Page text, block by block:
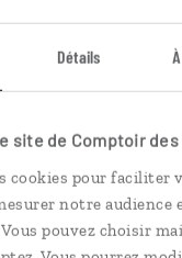
Détails
site de Comptoir des
cookies pour faciliter
notre audience
pouvez choisir
en duo, entre les
et San